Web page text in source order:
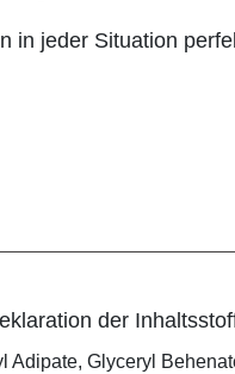
in jeder Situation
der
Adipate, Glyceryl